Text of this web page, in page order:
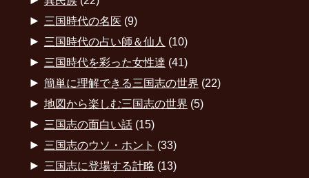
► 三国時代の名医 (9)
► 三国時代の占い師＆仙人 (10)
► 三国時代を彩った女性達 (41)
► 簡単に理解できる三国志の世界 (22)
► 地図から楽しむ三国志の世界 (5)
► 三国志の面白い話(15)
► 三国志のウソ・ホント (33)
► 三国志に登場する計略 (13)